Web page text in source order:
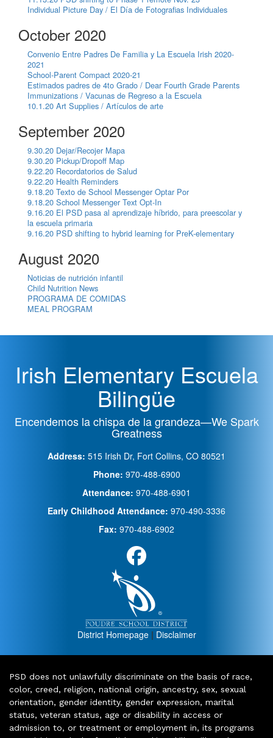
Individual Picture Day / El Día de Fotografias Individuales
October 2020
Convenio Entre Padres De Familia y La Escuela Irish 2020-
2021
School-Parent Compact 2020-21
Estimados padres de 4to Grado / Dear Fourth Grade Parents
Immunizations / Vacunas de Regreso a la Escuela
10.1.20 Art Supplies / Artículos de arte
September 2020
9.30.20 Dejar/Recojer Mapa
9.30.20 Pickup/Dropoff Map
9.22.20 Recordatorios de Salud
9.22.20 Health Reminders
9.18.20 Texto de School Messenger Optar Por
9.18.20 School Messenger Text Opt-In
9.16.20 El PSD pasa al aprendizaje híbrido, para preescolar y
la escuela primaria
9.16.20 PSD shifting to hybrid learning for PreK-elementary
August 2020
Noticias de nutrición infantil
Child Nutrition News
PROGRAMA DE COMIDAS
MEAL PROGRAM
Irish Elementary Escuela
Bilingüe
Encendemos la chispa de la grandeza—We Spark
Greatness
Address: 515 Irish Dr, Fort Collins, CO 80521
Phone: 970-488-6900
Attendance: 970-488-6901
Early Childhood Attendance: 970-490-3336
Fax: 970-488-6902
District Homepage| Disclaimer
PSD does not unlawfully discriminate on the basis of race,
color, creed, religion, national origin, ancestry, sex, sexual
orientation, gender identity, gender expression, marital
status, veteran status, age or disability in access or
admission to, or treatment or employment in, its programs